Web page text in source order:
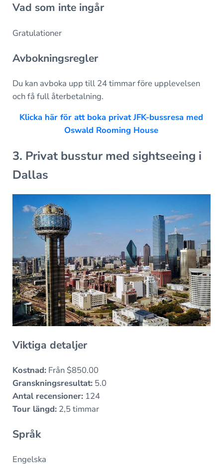
Vad som inte ingår
Gratulationer
Avbokningsregler
Du kan avboka upp till 24 timmar före upplevelsen
och få full återbetalning.
Klicka här för att boka privat JFK-bussresa med
Oswald Rooming House
3. Privat busstur med sightseeing i
Dallas
Viktiga detaljer
Kostnad:Från $850.00
Granskningsresultat:5.0
Antal recensioner:124
Tour längd:2,5 timmar
Språk
Engelska